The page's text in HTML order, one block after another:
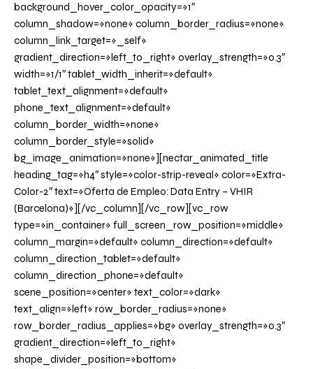
background_hover_color_opacity=»1″
column_shadow=»none» column_border_radius=»none»
column_link_target=»_self»
gradient_direction=»left_to_right» overlay_strength=»0.3″
width=»1/1″ tablet_width_inherit=»default»
tablet_text_alignment=»default»
phone_text_alignment=»default»
column_border_width=»none»
column_border_style=»solid»
bg_image_animation=»none»][nectar_animated_title
heading_tag=»h4″ style=»color-strip-reveal» color=»Extra-
Color-2″ text=»Oferta de Empleo: Data Entry – VHIR
(Barcelona)»][/vc_column][/vc_row][vc_row
type=»in_container» full_screen_row_position=»middle»
column_margin=»default» column_direction=»default»
column_direction_tablet=»default»
column_direction_phone=»default»
scene_position=»center» text_color=»dark»
text_align=»left» row_border_radius=»none»
row_border_radius_applies=»bg» overlay_strength=»0.3″
gradient_direction=»left_to_right»
shape_divider_position=»bottom»